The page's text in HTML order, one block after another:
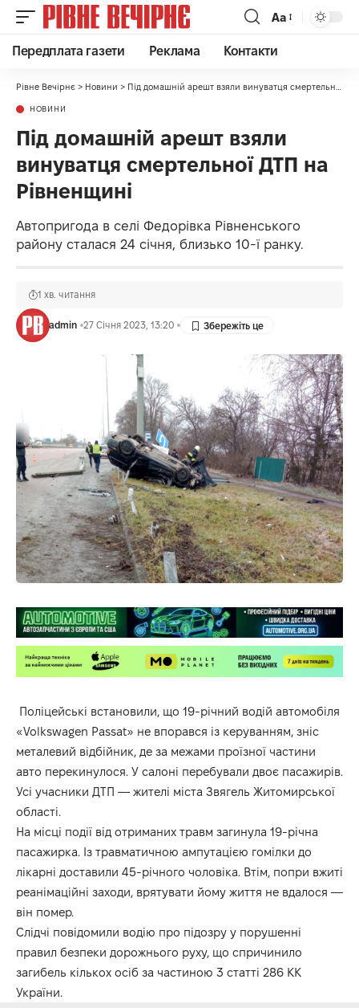
Аа
Передплата газети Реклама Контакти
Рівне Вечірнє > Новини > Під домашній арешт взяли винуватця смертельної ДТП на Рівненщині
НОВИНИ
Під домашній арешт взяли
винуватця смертельної ДТП на
Рівненщині
Автопригода в селі Федорівка Рівненського
району сталася 24 січня, близько 10-ї ранку.
admin 27 Січня 2023, 13:20
1 хв. читання
Поліцейські встановили, що 19-річний водій автомобіля
«Volkswagen Passat» не впорався із керуванням, зніс
металевий відбійник, де за межами проїзної частини
авто перекинулося. У салоні перебували двоє пасажирів.
Усі учасники ДТП — жителі міста Звягель Житомирської
області.
На місці події від отриманих травм загинула 19-річна
пасажирка. Із травматичною ампутацією гомілки до
лікарні доставили 45-річного чоловіка. Втім, попри вжиті
реанімаційні заходи, врятувати йому життя не вдалося —
він помер.
Слідчі повідомили водію про підозру у порушенні
правил безпеки дорожнього руху, що спричинило
загибель кількох осіб за частиною 3 статті 286 КК
України.